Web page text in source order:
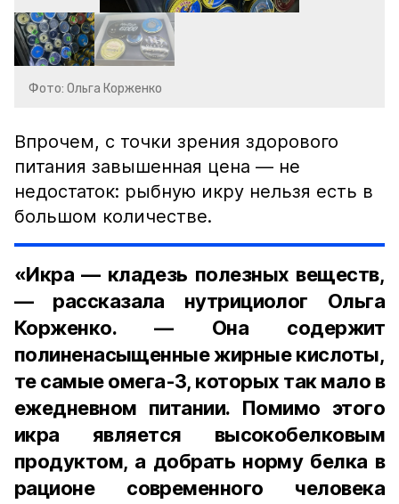
Фото: Ольга Корженко
Впрочем, с точки зрения здорового
питания завышенная цена — не
недостаток: рыбную икру нельзя есть в
большом количестве.
«Икра — кладезь полезных веществ,
— рассказала нутрициолог Ольга
Корженко. — Она содержит
полиненасыщенные жирные кислоты,
те самые омега-3, которых так мало в
ежедневном питании. Помимо этого
икра является высокобелковым
продуктом, а добрать норму белка в
рационе современного человека